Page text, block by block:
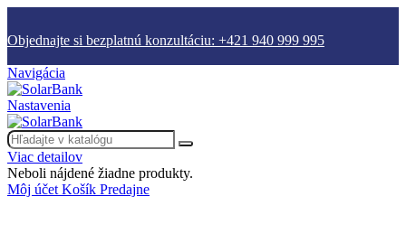
Objednajte si bezplatnú konzultáciu: +421 940 999 995
Navigácia
Nastavenia
Viac detailov
Neboli nájdené žiadne produkty.
Môj účet Košík Predajne